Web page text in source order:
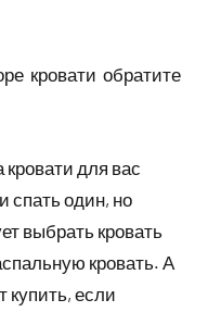
кровати обратите
для вас
спать один, но
выбрать кровать
кровать. А
купить, если